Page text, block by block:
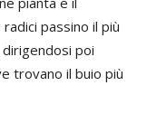
passino il più
dirigendosi poi
trovano il buio più